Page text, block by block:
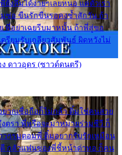
งลืมได้ง่ายๆเลยหนอ แค่ตัวเรา
ซ่อ ขืนรักขืนรอคงช้ำสักวัน ถ้า
พี่อย่าเฉยรีบมาหมั้น ถ้าพี่สู่ขอ
รียมรับเกลียวสัมพันธ์ ผิดหวังไม่
ดาวอุดร (ซาวด์ดนตรี)
ากเชื่อถือก็ไม่กล้า ติ๋มใช่คนสวย
งตรา พี่หรือจะมาหมายร่วมชีวี ก็
วๆรุมตอมพี่ ติ๋มอยากรับรักเหมือน
กลัวแฟนของพี่ชี้หน้าด่าทอ ก็คน